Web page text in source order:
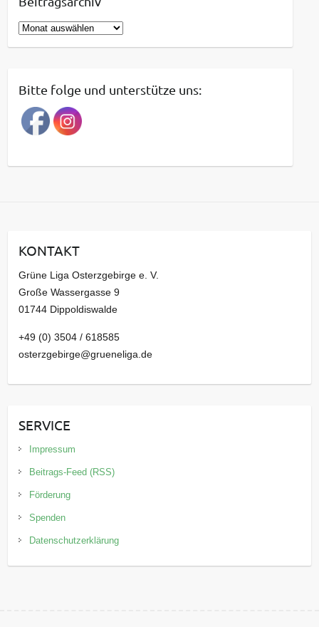
B
e
r
a
g
a
v
Bitte folge und unterstütze uns:
KONTAKT
Grüne Liga Osterzgebirge e. V.
Große Wassergasse 9
01744 Dippoldiswalde
+49 (0) 3504 / 618585
osterzgebirge@grueneliga.de
SERVICE
Impressum
Beitrags-Feed (RSS)
Förderung
Spenden
Datenschutzerklärung